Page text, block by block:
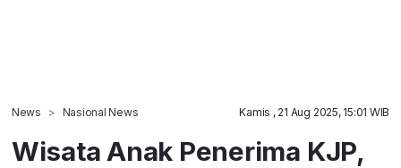
News Nasional News Kamis , 21 Aug 2025, 15:01 WIB
Wisata Anak Penerima KJP,